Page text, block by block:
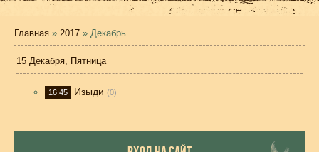
Главная » 2017 » Декабрь
15 Декабря, Пятница
16:45 Изыди (0)